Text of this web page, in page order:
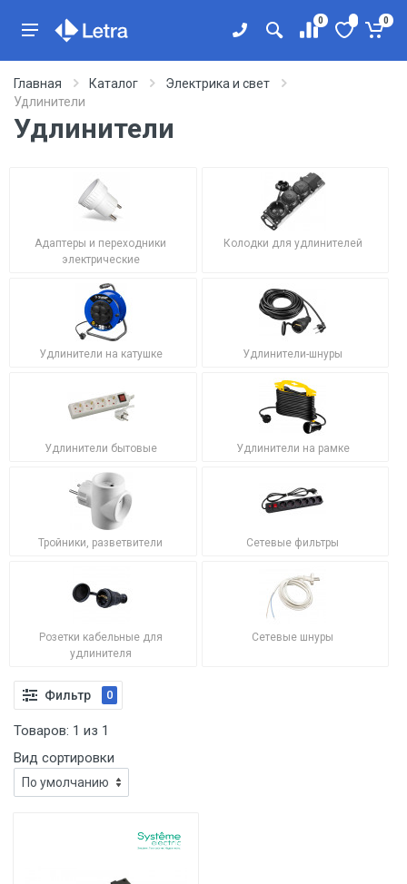
0 0
Главная Каталог
Электрика и свет
Удлинители
Удлинители
Адаптеры и переходники
электрические
Колодки для удлинителей
Удлинители на катушке Удлинители-шнуры
Удлинители бытовые Удлинители на рамке
Тройники, разветвители Сетевые фильтры
Розетки кабельные для
удлинителя
Сетевые шнуры
Фильтр 0
Товаров: 1 из 1
Вид сортировки